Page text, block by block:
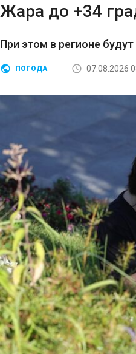
Жара до +34
При этом в регионе
ПОГОДА 07.08.2026